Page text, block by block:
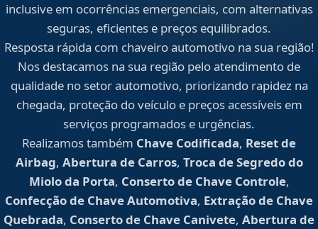
inclusive em ocorrências emergenciais, com alternativas
seguras, eficientes e preços equilibrados.
Resposta rápida com chaveiro automotivo na sua região!
Nos destacamos na sua região pelo atendimento de
qualidade no setor automotivo, priorizando rapidez na
chegada, proteção do veículo e preços acessíveis em
serviços programados e urgências.
Realizamos também Chave Codificada, Reset de
Airbag, Abertura de Carros, Troca de Segredo do
Miolo da Porta, Conserto de Chave Controle,
Confecção de Chave Automotiva, Extração de Chave
Quebrada, Conserto de Chave Canivete, Abertura de